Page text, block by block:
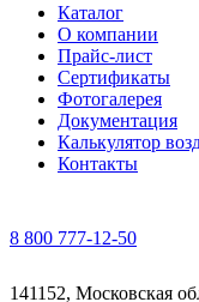
Каталог
О компании
Прайс-лист
Сертификаты
Фотогалерея
Документация
Калькулятор
Контакты
8 800 777-12-50
141152, Московская